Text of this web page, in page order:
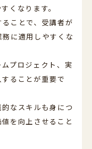
くなります。
ことで、受講者が
に適用しやすくな
プロジェクト、実
ることが重要で
なスキルも身につ
を向上させること